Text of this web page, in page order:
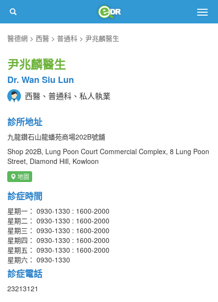
醫德網
西醫 普通科 尹兆麟醫生
尹兆麟醫生
Dr. Wan Siu Lun
西醫、普通科、私人執業
診所地址
九龍鑽石山龍蟠苑商場202B號舖
Shop 202B, Lung Poon Court Commercial Complex, 8 Lung Poon
Street, Diamond Hill, Kowloon
地圖
診症時間
星期一： 0930-1330 : 1600-2000
星期二： 0930-1330 : 1600-2000
星期三： 0930-1330 : 1600-2000
星期四： 0930-1330 : 1600-2000
星期五： 0930-1330 : 1600-2000
星期六： 0930-1330
診症電話
23213121